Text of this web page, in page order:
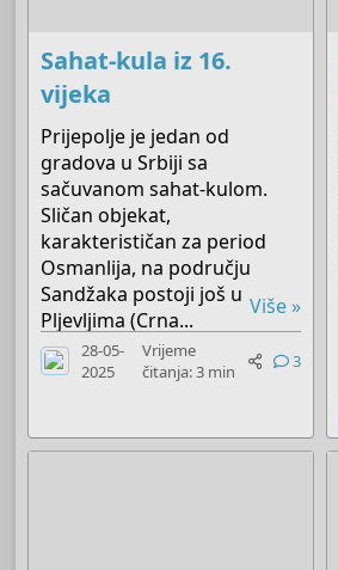
Sahat-kula iz 16.
vijeka
Prijepolje je jedan od
gradova u Srbiji sa
sačuvanom sahat-kulom.
Sličan objekat,
karakterističan za period
Osmanlija, na području
Sandžaka postoji još u
Pljevljima (Crna...
Više »
28-05-
2025
Vrijeme
čitanja: 3 min
3